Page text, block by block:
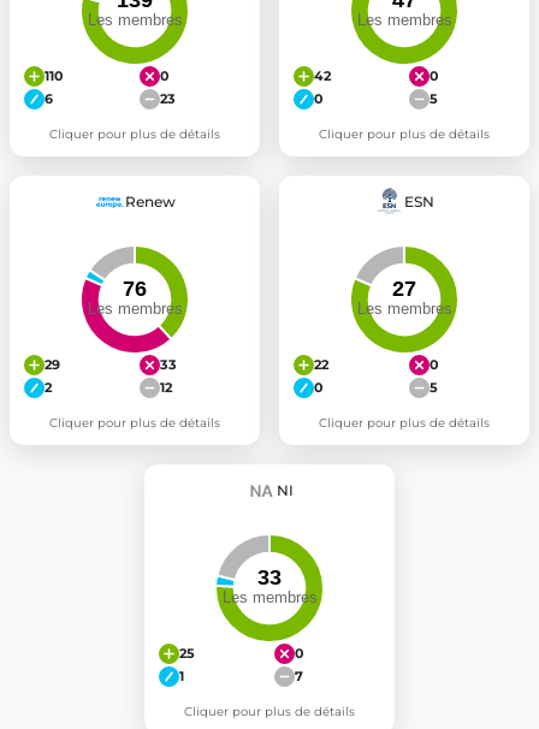
110
0
6
23
Cliquer pour plus de détails
42
0
0
5
Cliquer pour plus de détails
Renew
29
33
2
12
Cliquer pour plus de détails
ESN
22
0
0
5
Cliquer pour plus de détails
NI
25
0
1
7
Cliquer pour plus de détails